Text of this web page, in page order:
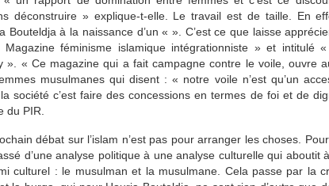
déconstruire » explique-t-elle. Le travail est de taille. En
Bouteldja à la naissance d’un « ». C’est ce que laisse
Magazine féminisme islamique intégrationniste » et intitulé
». « Ce magazine qui a fait campagne contre le voile, ouvre
musulmanes qui disent : « notre voile n’est qu’un
société c’est faire des concessions en termes de foi et de
du PIR.
débat sur l’islam n’est pas pour arranger les choses.
d’une analyse politique à une analyse culturelle qui aboutit
culturel : le musulman et la musulmane. Cela passe par la